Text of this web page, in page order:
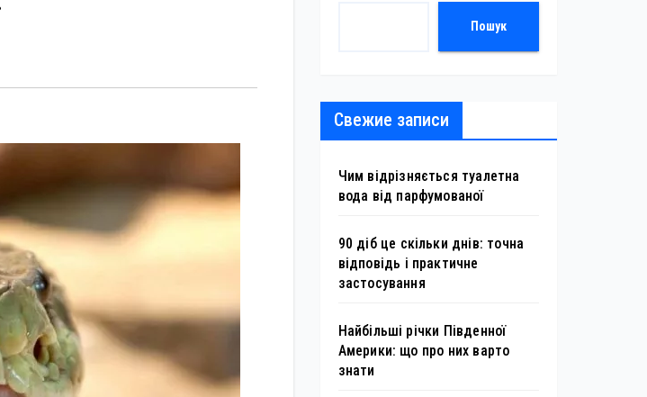
Пошук
Свежие записи
Чим відрізняється туалетна
вода від парфумованої
90 діб це скільки днів: точна
відповідь і практичне
застосування
Найбільші річки Південної
Америки: що про них варто
знати